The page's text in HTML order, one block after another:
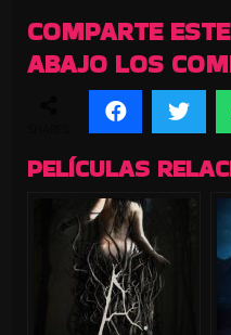
COMPARTE
ABAJO LOS
PELÍCULAS